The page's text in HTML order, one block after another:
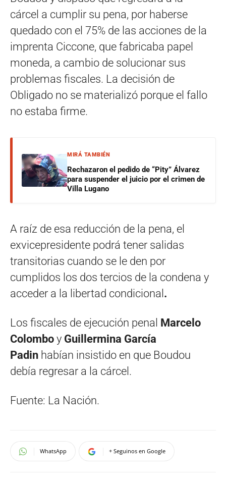
cárcel a cumplir su pena, por haberse
quedado con el 75% de las acciones de la
imprenta Ciccone, que fabricaba papel
moneda, a cambio de solucionar sus
problemas fiscales. La decisión de
Obligado no se materializó porque el fallo
no estaba firme.
MIRÁ TAMBIÉN
Rechazaron el pedido de “Pity” Álvarez
para suspender el juicio por el crimen de
Villa Lugano
A raíz de esa reducción de la pena, el
exvicepresidente podrá tener salidas
transitorias cuando se le den por
cumplidos los dos tercios de la condena y
acceder a la libertad condicional .
Los fiscales de ejecución penal Marcelo
Colombo y Guillermina García
Padin habían insistido en que Boudou
debía regresar a la cárcel.
Fuente: La Nación.
WhatsApp + Seguinos en Google